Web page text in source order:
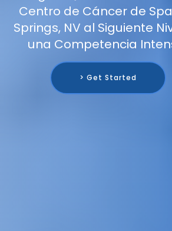
Centro de Cáncer de
Springs, NV al Siguiente
una Competencia
> Get Started